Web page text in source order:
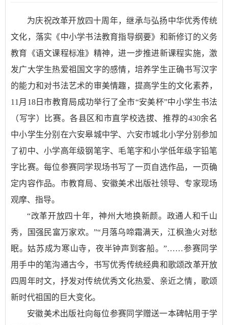
为庆祝改革开放四十周年，继承与弘扬中华优秀传统
文化，落实《中小学书法教育指导纲要》和新修订的义务
教育《语文课程标准》精神，进一步推进新课程实施，激
发广大学生热爱祖国文字的感情，培养学生正确书写汉字
的能力和对书法艺术的审美情趣，提高学生的文化素养，
11月18日市教育局成功举行了全市“安美杯”中小学生书法
（写字）比赛。各县区和市直学校选拔、推荐的430余名
中小学生分别在六安皋城中学、六安市城北小学分别参加
了初中、小学高年级钢笔字、毛笔字和小学低年级字铅笔
字比赛。每位参赛同学现场书写了一页自选作品，一页确
定内容作品。市教育局、安徽美术出版社领导、专家现场
观摩、指导。
“改革开放四十年，神州大地换新颜。政通人和千山
秀，国强民富万家欢。”“月落乌啼霜满天，江枫渔火对愁
眠。姑苏成为寒山寺，夜半钟声到客船。”……参赛同学
用手中的笔沟通古今，书写优秀传统经典和歌颂改革开放
四周年时文，抒发对传统优秀文化热爱、亲近之情，歌颂
新时代祖国的巨大变化。
安徽美术出版社向每位参赛同学赠送一本碑帖用于学